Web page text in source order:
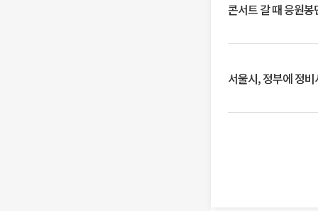
콘서트 갈 때 응원
서울시, 정부에 정